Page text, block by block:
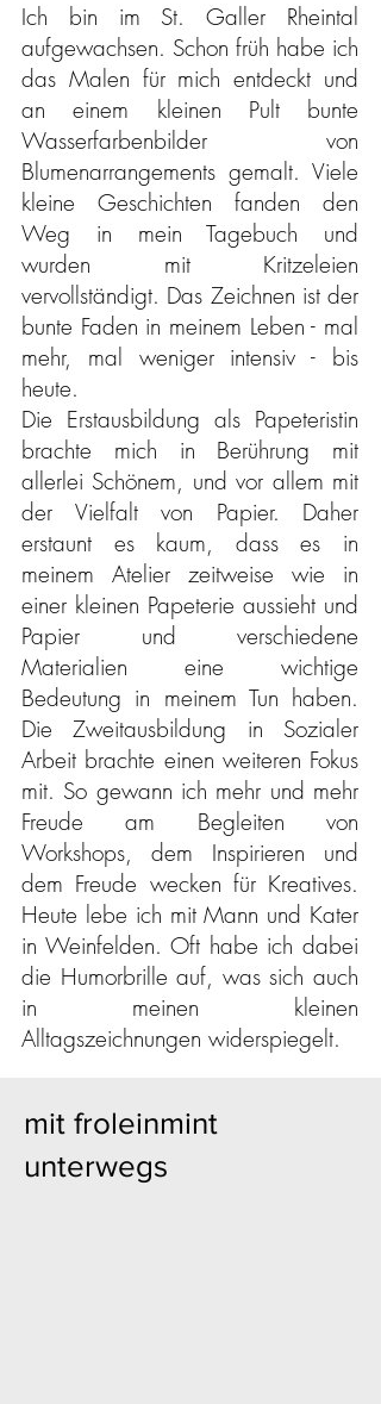
Ich bin im St. Galler Rheintal
aufgewachsen. Schon früh habe ich
das Malen für mich entdeckt und
an einem kleinen Pult bunte
Wasserfarbenbilder von
Blumenarrangements gemalt. Viele
kleine Geschichten fanden den
Weg in mein Tagebuch und
wurden mit Kritzeleien
vervollständigt. Das Zeichnen ist der
bunte Faden in meinem Leben - mal
mehr, mal weniger intensiv - bis
heute.
Die Erstausbildung als Papeteristin
brachte mich in Berührung mit
allerlei Schönem, und vor allem mit
der Vielfalt von Papier. Daher
erstaunt es kaum, dass es in
meinem Atelier zeitweise wie in
einer kleinen Papeterie aussieht und
Papier und verschiedene
Materialien eine wichtige
Bedeutung in meinem Tun haben.
Die Zweitausbildung in Sozialer
Arbeit brachte einen weiteren Fokus
mit. So gewann ich mehr und mehr
Freude am Begleiten von
Workshops, dem Inspirieren und
dem Freude wecken für Kreatives.
Heute lebe ich mit Mann und Kater
in Weinfelden. Oft habe ich dabei
die Humorbrille auf, was sich auch
in meinen kleinen
Alltagszeichnungen widerspiegelt.
mit froleinmint
unterwegs